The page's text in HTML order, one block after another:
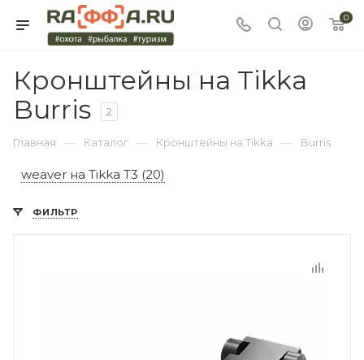
0
Кронштейны на Tikka
Burris
2
Главная — Каталог — Кронштейны на Tikka — Burris
weaver на Tikka T3 (20)
ФИЛЬТР